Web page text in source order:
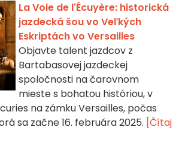
La Voie de l'Écuyère: historická
jazdecká šou vo Veľkých
Eskriptách vo Versailles
Objavte talent jazdcov z
Bartabasovej jazdeckej
spoločnosti na čarovnom
mieste s bohatou históriou, v
na zámku Versailles, počas
sa začne 16. februára 2025. [Čítaj